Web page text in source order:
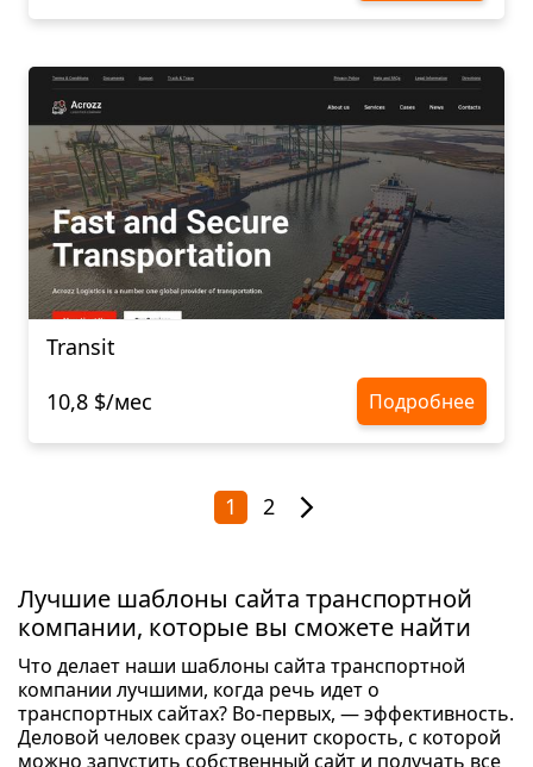
Transit
10,8 $/мес
Подробнее
1 2
Лучшие шаблоны сайта транспортной
компании, которые вы сможете найти
Что делает наши шаблоны сайта транспортной
компании лучшими, когда речь идет о
транспортных сайтах? Во-первых, — эффективность.
Деловой человек сразу оценит скорость, с которой
можно запустить собственный сайт и получать все